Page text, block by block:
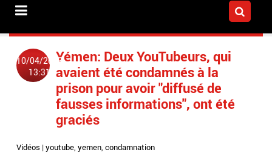
10/04/2023
13:31
Yémen: Deux YouTubeurs, qui
avaient été condamnés à la
prison pour avoir "diffusé de
fausses informations", ont été
graciés
Vidéos |youtube,yemen,condamnation